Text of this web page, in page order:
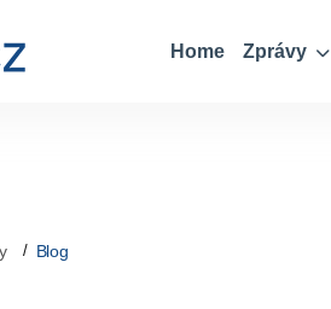
Home Zprávy
Blog